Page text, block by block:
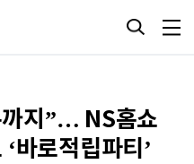
까지”… NS홈쇼
바로적립파티’